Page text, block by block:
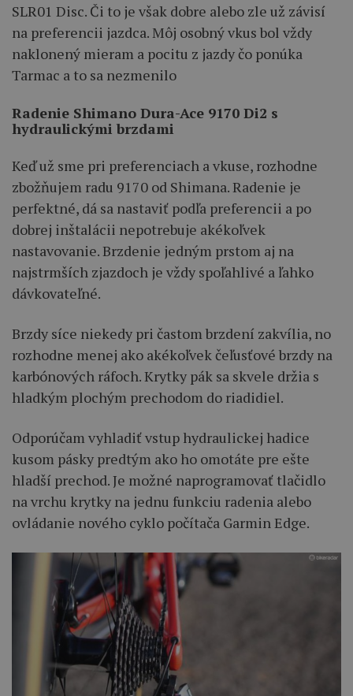
SLR01 Disc. Či to je však dobre alebo zle už závisí
na preferencii jazdca. Môj osobný vkus bol vždy
naklonený mieram a pocitu z jazdy čo ponúka
Tarmac a to sa nezmenilo
Radenie Shimano Dura-Ace 9170 Di2 s
hydraulickými brzdami
Keď už sme pri preferenciach a vkuse, rozhodne
zbožňujem radu 9170 od Shimana. Radenie je
perfektné, dá sa nastaviť podľa preferencii a po
dobrej inštalácii nepotrebuje akékoľvek
nastavovanie. Brzdenie jedným prstom aj na
najstrmších zjazdoch je vždy spoľahlivé a ľahko
dávkovateľné.
Brzdy síce niekedy pri častom brzdení zakvília, no
rozhodne menej ako akékoľvek čeľusťové brzdy na
karbónových ráfoch. Krytky pák sa skvele držia s
hladkým plochým prechodom do riadidiel.
Odporúčam vyhladiť vstup hydraulickej hadice
kusom pásky predtým ako ho omotáte pre ešte
hladší prechod. Je možné naprogramovať tlačidlo
na vrchu krytky na jednu funkciu radenia alebo
ovládanie nového cyklo počítača Garmin Edge.